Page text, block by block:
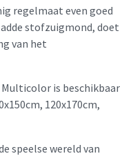
regelmaat even goed
stofzuigmond, doet
van het
is beschikbaar
120x170cm,
speelse wereld van